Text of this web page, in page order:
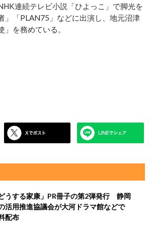
連続テレビ小説「ひよっこ」で脚光を
」「PLAN75」などに出演し、地元沼津
を務めている。
どうする家康」PR冊子の第2弾発行 静岡
活用推進協議会が大河ドラマ館などで
配布